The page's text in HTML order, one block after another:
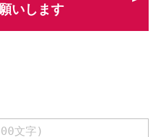
いします